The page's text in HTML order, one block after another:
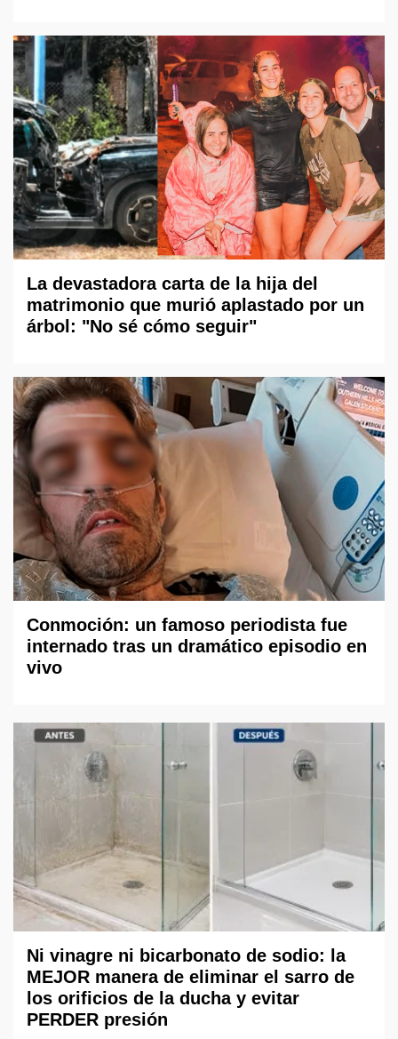
La devastadora carta de la hija del
matrimonio que murió aplastado por un
árbol: "No sé cómo seguir"
Conmoción: un famoso periodista fue
internado tras un dramático episodio en
vivo
Ni vinagre ni bicarbonato de sodio: la
MEJOR manera de eliminar el sarro de
los orificios de la ducha y evitar
PERDER presión